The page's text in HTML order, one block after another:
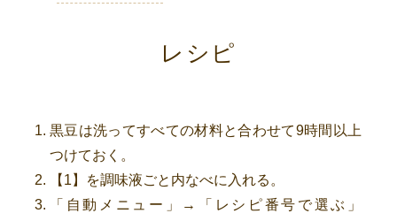
レシピ
黒豆は洗ってすべての材料と合わせて9時間以上
つけておく。
【1】を調味液ごと内なべに入れる。
「自動メニュー」→「レシピ番号で選ぶ」